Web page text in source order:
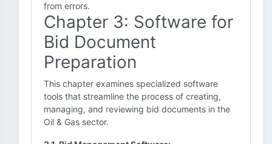
from errors.
Chapter 3: Software for
Bid Document
Preparation
This chapter examines specialized software
tools that streamline the process of creating,
managing, and reviewing bid documents in the
Oil & Gas sector.